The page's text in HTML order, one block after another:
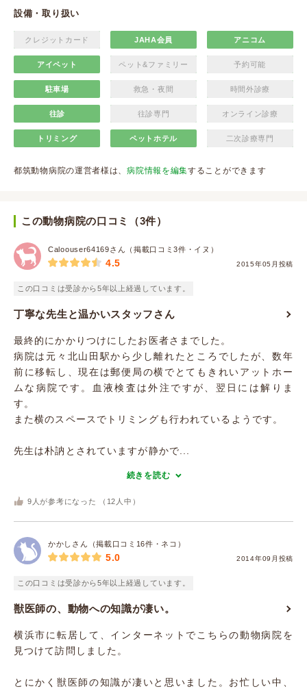
設備・取り扱い
クレジットカード JAHA会員 アニコム
アイペット ペット&ファミリー 予約可能
駐車場 救急・夜間 時間外診療
往診 往診専門 オンライン診療
トリミング ペットホテル 二次診療専門
都筑動物病院の運営者様は、病院情報を編集することができます
この動物病院の口コミ（3件）
Caloouser64169さん（掲載口コミ3件・イヌ）
2015年05月投稿
4.5
この口コミは受診から5年以上経過しています。
丁寧な先生と温かいスタッフさん
最終的にかかりつけにしたお医者さまでした。
病院は元々北山田駅から少し離れたところでしたが、数年
前に移転し、現在は郵便局の横でとてもきれいアットホー
ムな病院です。血液検査は外注ですが、翌日には解りま
す。
また横のスペースでトリミングも行われているようです。
先生は朴訥とされていますが静かで...
続きを読む
9 人が参考になった （ 12 人中）
かかしさん（掲載口コミ16件・ネコ）
2014年09月投稿
5.0
この口コミは受診から5年以上経過しています。
獣医師の、動物への知識が凄い。
横浜市に転居して、インターネットでこちらの動物病院を
見つけて訪問しました。
とにかく獣医師の知識が凄いと思いました。お忙しい中、